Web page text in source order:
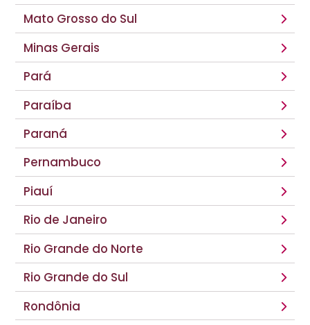
Mato Grosso do Sul
Minas Gerais
Pará
Paraíba
Paraná
Pernambuco
Piauí
Rio de Janeiro
Rio Grande do Norte
Rio Grande do Sul
Rondônia